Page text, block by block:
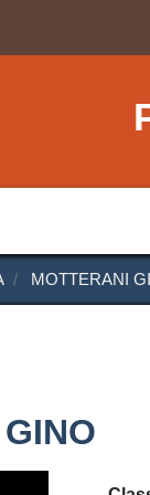
MOTTERANI